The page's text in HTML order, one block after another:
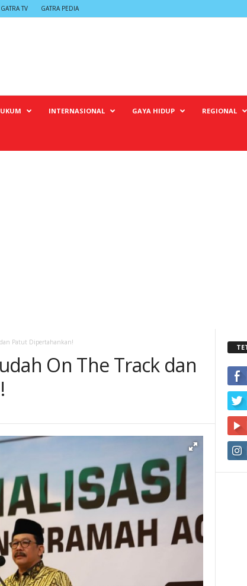
GATRA TV GATRA PEDIA
INTERNASIONAL GAYA HIDUP REGIONAL
Patut Dipertahankan!
On The Track dan